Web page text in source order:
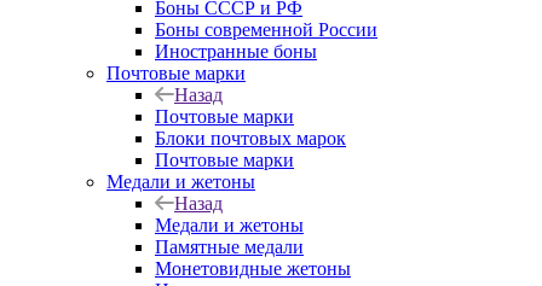
Боны СССР и РФ
Боны современной России
Иностранные боны
Почтовые марки
Назад
Почтовые марки
Блоки почтовых марок
Почтовые марки
Медали и жетоны
Назад
Медали и жетоны
Памятные медали
Монетовидные жетоны